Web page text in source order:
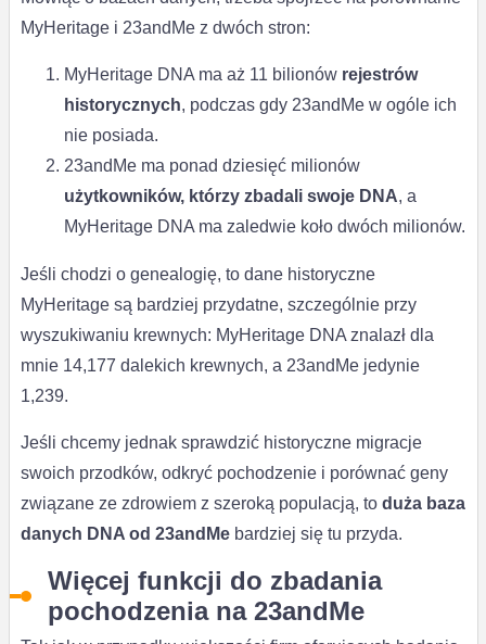
MyHeritage i 23andMe z dwóch stron:
MyHeritage DNA ma aż 11 bilionów rejestrów
historycznych, podczas gdy 23andMe w ogóle ich
nie posiada.
23andMe ma ponad dziesięć milionów
użytkowników, którzy zbadali swoje DNA, a
MyHeritage DNA ma zaledwie koło dwóch milionów.
Jeśli chodzi o genealogię, to dane historyczne
MyHeritage są bardziej przydatne, szczególnie przy
wyszukiwaniu krewnych: MyHeritage DNA znalazł dla
mnie 14,177 dalekich krewnych, a 23andMe jedynie
1,239.
Jeśli chcemy jednak sprawdzić historyczne migracje
swoich przodków, odkryć pochodzenie i porównać geny
związane ze zdrowiem z szeroką populacją, to duża baza
danych DNA od 23andMebardziej się tu przyda.
Więcej funkcji do zbadania
pochodzenia na 23andMe